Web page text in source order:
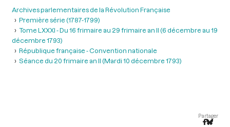
Archives parlementaires de la Révolution Française
Première série (1787-1799)
Tome LXXXI - Du 16 frimaire au 29 frimaire an II (6 décembre au 19
décembre 1793)
République française - Convention nationale
Séance du 20 frimaire an II (Mardi 10 décembre 1793)
Partager